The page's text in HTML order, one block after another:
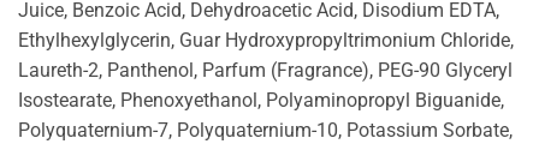
Juice, Benzoic Acid, Dehydroacetic Acid, Disodium EDTA,
Ethylhexylglycerin, Guar Hydroxypropyltrimonium Chloride,
Laureth-2, Panthenol, Parfum (Fragrance), PEG-90 Glyceryl
Isostearate, Phenoxyethanol, Polyaminopropyl Biguanide,
Polyquaternium-7, Polyquaternium-10, Potassium Sorbate,